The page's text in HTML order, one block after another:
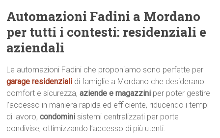
Automazioni Fadini a Mordano
per tutti i contesti: residenziali e
aziendali
Le automazioni Fadini che proponiamo sono perfette per
garage residenziali di famiglie a Mordano che desiderano
comfort e sicurezza,aziende e magazzini per poter gestire
l’accesso in maniera rapida ed efficiente, riducendo i tempi
di lavoro,condomini sistemi centralizzati per porte
condivise, ottimizzando l’accesso di più utenti.